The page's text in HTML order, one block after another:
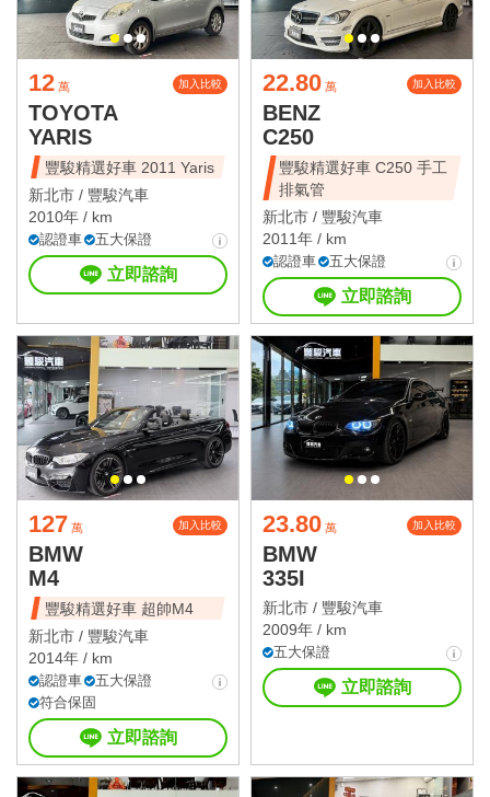
12 萬 加入比較
TOYOTA
YARIS
豐駿精選好車 2011 Yaris
新北市 / 豐駿汽車
2010年 / km
認證車 五大保證
立即諮詢
22.80 萬 加入比較
BENZ
C250
豐駿精選好車 C250 手工
排氣管
新北市 / 豐駿汽車
2011年 / km
認證車 五大保證
立即諮詢
127 萬 加入比較
BMW
M4
豐駿精選好車 超帥M4
新北市 / 豐駿汽車
2014年 / km
認證車
五大保證
符合保固
立即諮詢
23.80 萬 加入比較
BMW
335I
新北市 / 豐駿汽車
2009年 / km
五大保證
立即諮詢